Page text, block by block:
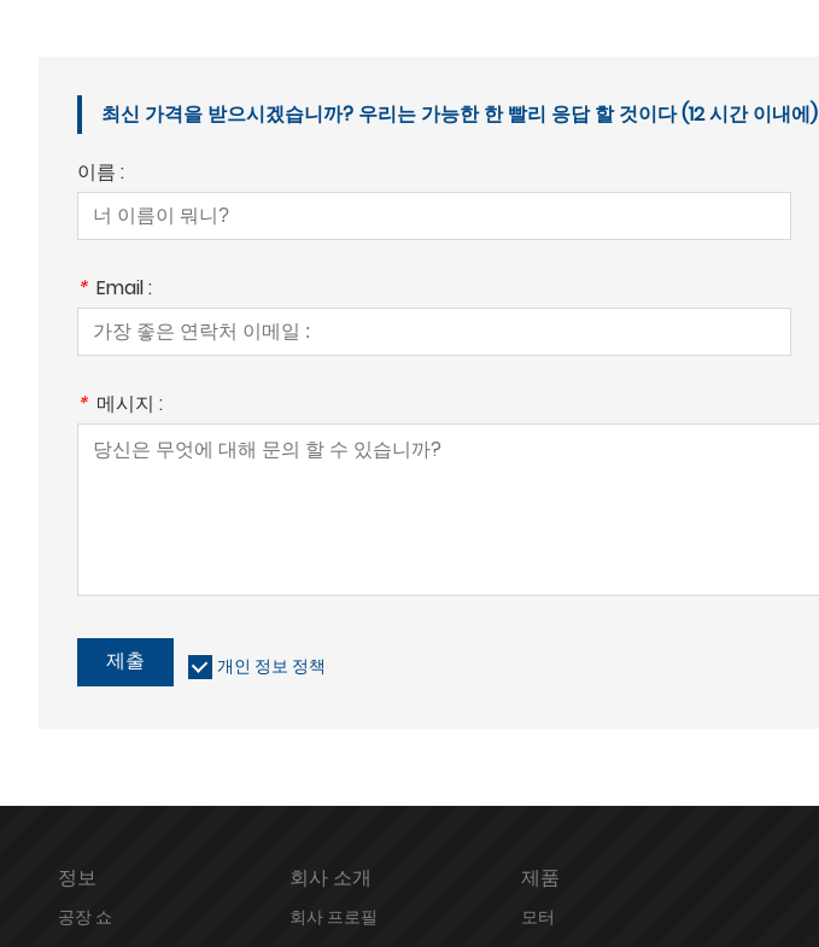
최신 가격을 받으시겠습니까? 우리는 가능한 한 빨리 응답 할 것이다 (12 시간 이내에)
이름 :
* Email :
* 메시지 :
제출 개인 정보 정책
정보
공장 쇼
회사 소개
회사 프로필
제품
모터